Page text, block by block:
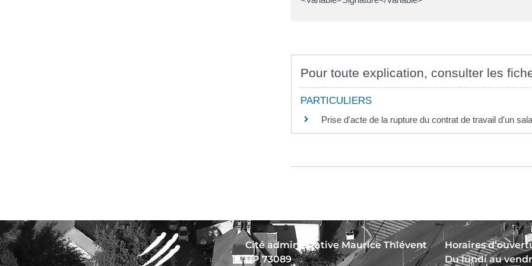
Pour toute explication, consulter les
PARTICULIERS
Prise d'acte de la rupture du contrat de travail d'un
Cité administrative Maurice Thiévent
BP 73089
Horaires
Du lundi au